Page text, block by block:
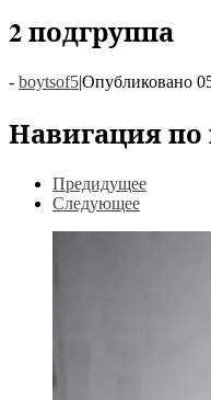
2 подгруппа
- boytsof5|Опубликовано
Навигация
Предидущее
Следующее